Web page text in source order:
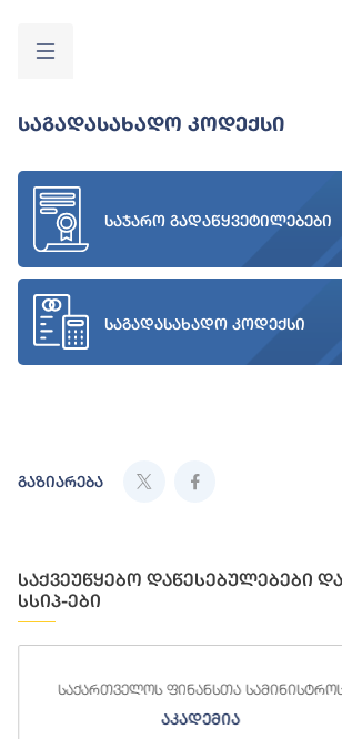
Საგადასახადო Კოდექსი
საჯარო გადაწყვეტილებები
საგადასახადო კოდექსი
გაზიარება
საქვეუწყებო დაწესებულებები
სსიპ-ები
საქართველოს ფინანსთა
აკადემია